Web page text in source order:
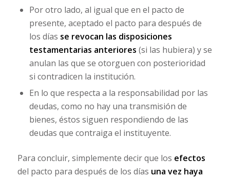
Por otro lado, al igual que en el pacto de
presente, aceptado el pacto para después de
los días se revocan las disposiciones
testamentarias anteriores (si las hubiera) y se
anulan las que se otorguen con posterioridad
si contradicen la institución.
En lo que respecta a la responsabilidad por las
deudas, como no hay una transmisión de
bienes, éstos siguen respondiendo de las
deudas que contraiga el instituyente.
Para concluir, simplemente decir que los efectos
del pacto para después de los días una vez haya